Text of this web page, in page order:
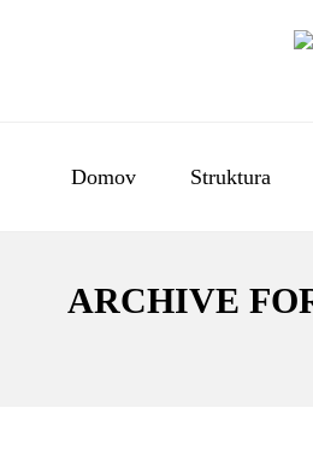
Domov Struktura
ARCHIVE